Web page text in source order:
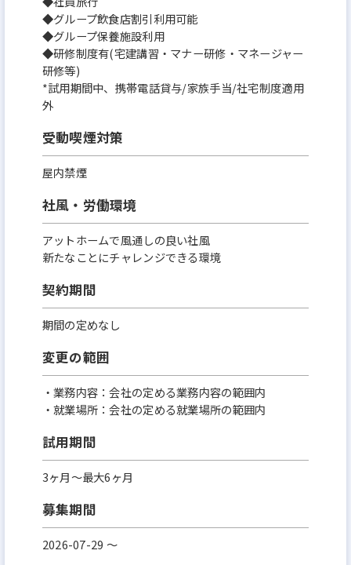
◆グループ飲食店割引利用可能
◆グループ保養施設利用
◆研修制度有(宅建講習・マナー研修・マネージャー
研修等)
*試用期間中、携帯電話貸与/家族手当/社宅制度適用
外
受動喫煙対策
屋内禁煙
社風・労働環境
アットホームで風通しの良い社風
新たなことにチャレンジできる環境
契約期間
期間の定めなし
変更の範囲
・業務内容：会社の定める業務内容の範囲内
・就業場所：会社の定める就業場所の範囲内
試用期間
3ヶ月～最大6ヶ月
募集期間
2026-07-29 〜